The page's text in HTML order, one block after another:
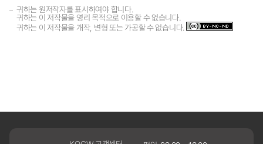
귀하는 원저작자를 표시하여야 합니다.
귀하는 이 저작물을 영리 목적으로 이용할 수 없습니다.
귀하는 이 저작물을 개작, 변형 또는 가공할 수 없습니다.